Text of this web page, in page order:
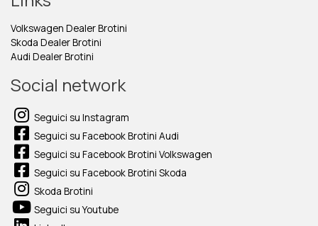
Volkswagen Dealer Brotini
Skoda Dealer Brotini
Audi Dealer Brotini
Social network
Seguici su Instagram
Seguici su Facebook Brotini Audi
Seguici su Facebook Brotini Volkswagen
Seguici su Facebook Brotini Skoda
Skoda Brotini
Seguici su Youtube